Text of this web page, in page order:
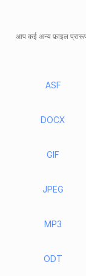
आप कई अन्य फ़ाइल
ASF
DOCX
GIF
JPEG
MP3
ODT